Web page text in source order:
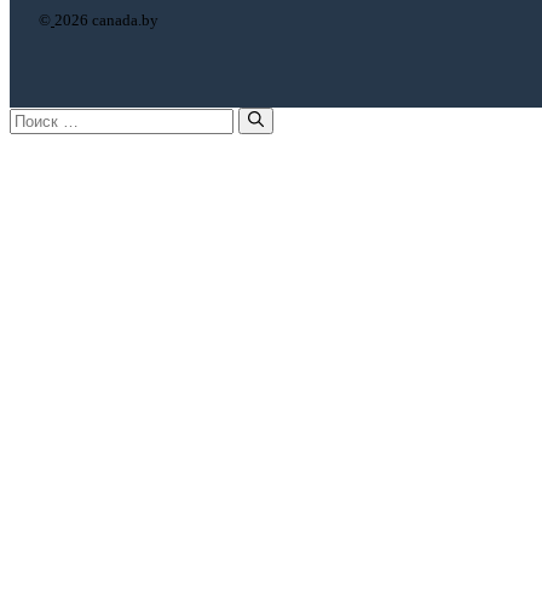
© 2026 canada.by
Поиск: